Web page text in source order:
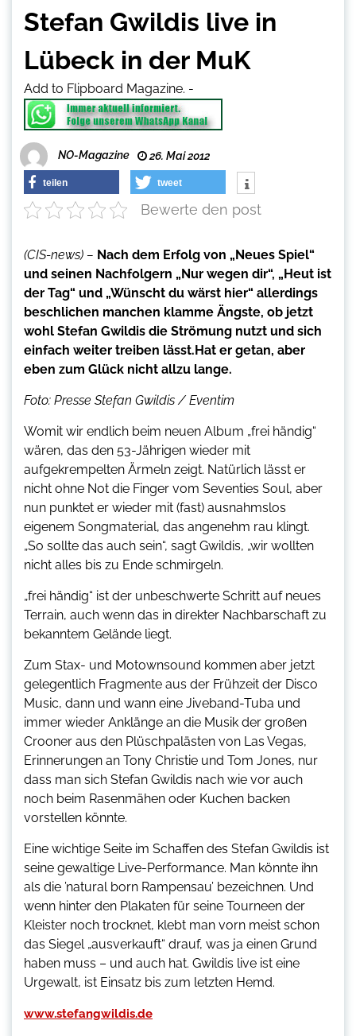
Stefan Gwildis live in
Lübeck in der MuK
Add to Flipboard Magazine. -
NO-Magazine 26. Mai 2012
teilen tweet
Bewerte den post
(CIS-news) – Nach dem Erfolg von „Neues Spiel“
und seinen Nachfolgern „Nur wegen dir“, „Heut ist
der Tag“ und „Wünscht du wärst hier“ allerdings
beschlichen manchen klamme Ängste, ob jetzt
wohl Stefan Gwildis die Strömung nutzt und sich
einfach weiter treiben lässt.Hat er getan, aber
eben zum Glück nicht allzu lange.
Foto: Presse Stefan Gwildis / Eventim
Womit wir endlich beim neuen Album „frei händig“
wären, das den 53-Jährigen wieder mit
aufgekrempelten Ärmeln zeigt. Natürlich lässt er
nicht ohne Not die Finger vom Seventies Soul, aber
nun punktet er wieder mit (fast) ausnahmslos
eigenem Songmaterial, das angenehm rau klingt.
„So sollte das auch sein“, sagt Gwildis, „wir wollten
nicht alles bis zu Ende schmirgeln.
„frei händig“ ist der unbeschwerte Schritt auf neues
Terrain, auch wenn das in direkter Nachbarschaft zu
bekanntem Gelände liegt.
Zum Stax- und Motownsound kommen aber jetzt
gelegentlich Fragmente aus der Frühzeit der Disco
Music, dann und wann eine Jiveband-Tuba und
immer wieder Anklänge an die Musik der großen
Crooner aus den Plüschpalästen von Las Vegas,
Erinnerungen an Tony Christie und Tom Jones, nur
dass man sich Stefan Gwildis nach wie vor auch
noch beim Rasenmähen oder Kuchen backen
vorstellen könnte.
Eine wichtige Seite im Schaffen des Stefan Gwildis ist
seine gewaltige Live-Performance. Man könnte ihn
als die ’natural born Rampensau’ bezeichnen. Und
wenn hinter den Plakaten für seine Tourneen der
Kleister noch trocknet, klebt man vorn meist schon
das Siegel „ausverkauft“ drauf, was ja einen Grund
haben muss – und auch hat. Gwildis live ist eine
Urgewalt, ist Einsatz bis zum letzten Hemd.
www.stefangwildis.de